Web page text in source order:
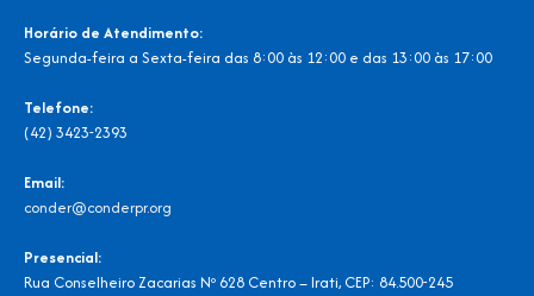
Horário de Atendimento:
Segunda-feira a Sexta-feira das 8:00 às 12:00 e das 13:00 às 17:00
Telefone:
(42) 3423-2393
Email:
conder@conderpr.org
Presencial:
Rua Conselheiro Zacarias Nº 628 Centro – Irati, CEP: 84.500-245